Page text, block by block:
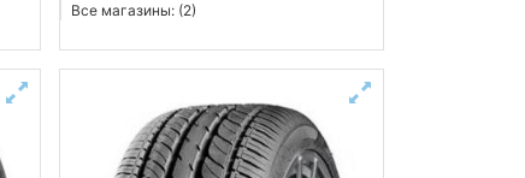
Все магазины: (2)